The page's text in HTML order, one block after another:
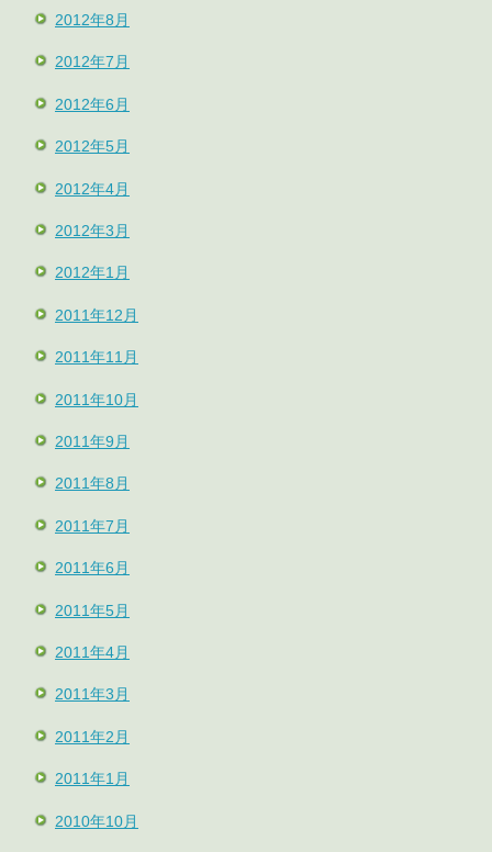
2012年8月
2012年7月
2012年6月
2012年5月
2012年4月
2012年3月
2012年1月
2011年12月
2011年11月
2011年10月
2011年9月
2011年8月
2011年7月
2011年6月
2011年5月
2011年4月
2011年3月
2011年2月
2011年1月
2010年10月